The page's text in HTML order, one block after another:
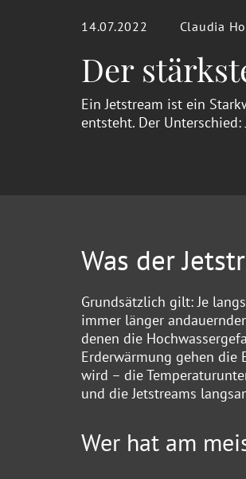
14.07.2022 Claudia
Der
Ein Jetstream ist ein
entsteht. Der
Was der
Grundsätzlich gilt: Je
immer länger
denen die
Erderwärmung gehen die
wird – die
und die Jetstreams
Wer hat am